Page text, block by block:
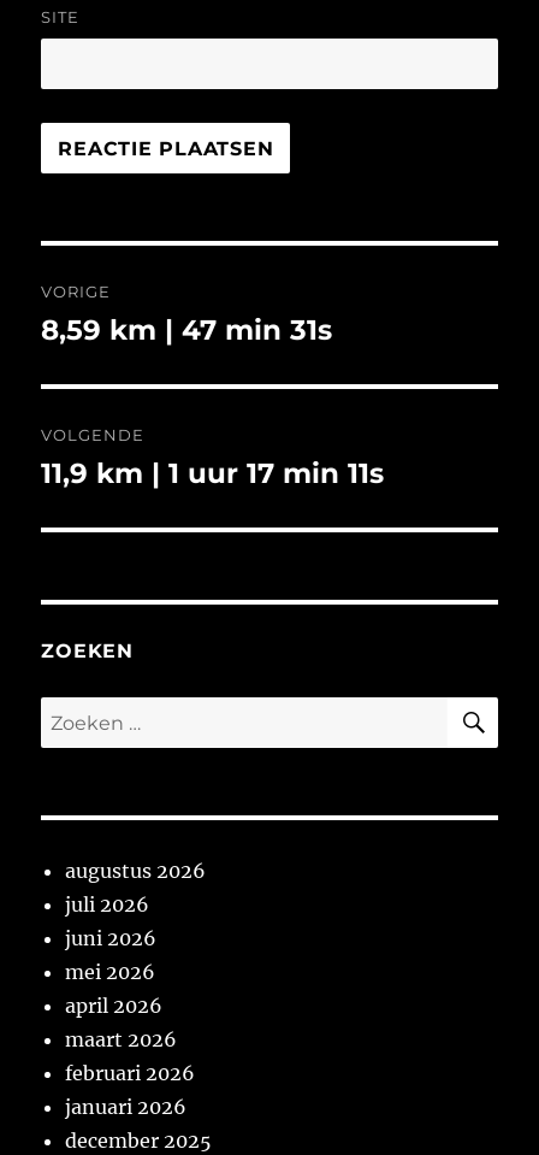
SITE
navigatie
VORIGE
Vorig
8,59 km | 47 min 31s
VOLGENDE
Volgend
11,9 km | 1 uur 17 min 11s
ZOEKEN
Zoeken
naar:
augustus 2026
juli 2026
juni 2026
mei 2026
april 2026
maart 2026
februari 2026
januari 2026
december 2025